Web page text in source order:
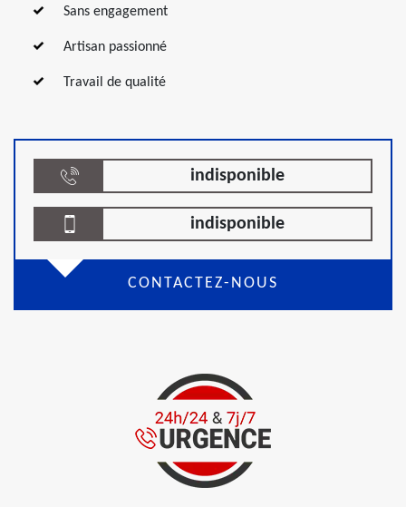
Sans engagement
Artisan passionné
Travail de qualité
indisponible
indisponible
CONTACTEZ-NOUS